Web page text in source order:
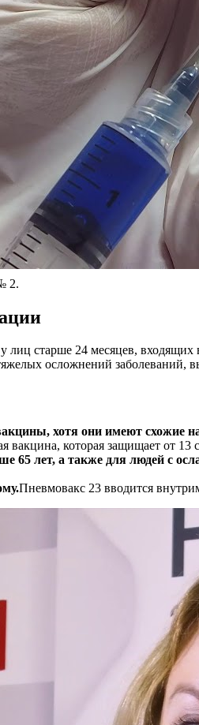
2.
старше 24 месяцев,
осложнений заболеваний,
хотя они имеют схожие
которая защищает от 13
65 лет, а также для людей с
Пневмовакс 23 вводится